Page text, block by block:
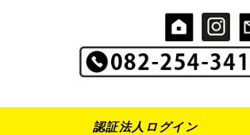
認証法人ログイン